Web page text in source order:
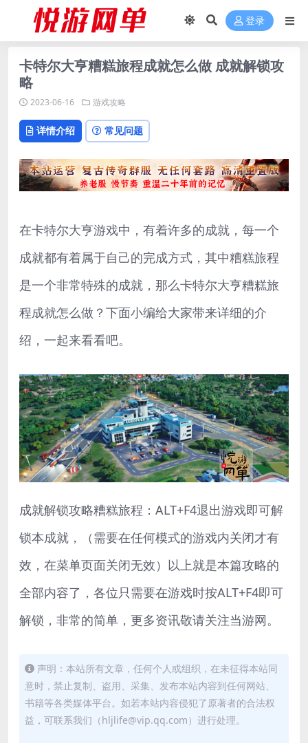
登录
卡特尔大亨糟糕旅程成就怎么做 成就解锁攻
略
2023-06-16 游戏攻略
详情介绍 常见问题
在卡特尔大亨游戏中，有着许多的成就，每一个
成就都有着属于自己的完成方式，其中糟糕旅程
是一个非常特殊的成就，那么卡特尔大亨糟糕旅
程成就怎么做？下面小编给大家带来详细的介
绍，一起来看看吧。
成就解锁攻略糟糕旅程：ALT+F4退出游戏即可解
锁本成就，（需要在任何模式的游戏内关闭才有
效，在菜单页面关闭无效）以上就是本篇攻略的
全部内容了，各位只需要在游戏时按ALT+F4即可
解锁，非常的简单，更多资讯敬请关注当游网。
声明：本站所有文章，任何个人或组织，在未征得本站同
意时，禁止复制、盗用、采集、发布本站内容到任何网站、
书籍等各类媒体平台。如若本站内容侵犯了原著者的合法权
益，可联系我们（hljlife@vip.qq.com）进行处理。